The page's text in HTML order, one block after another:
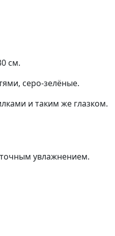
см.
серо-зелёные.
и таким же глазком.
увлажнением.